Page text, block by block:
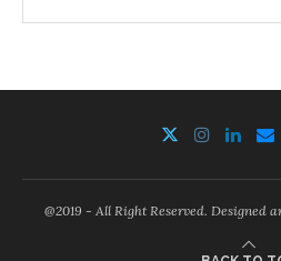
@2019 - All Right Reserved. Designed